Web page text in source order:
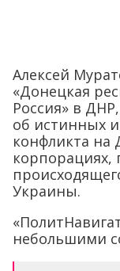
Алексей
«Донецкая
Россия» в
об истинных
конфликта на
Украины.
небольшими